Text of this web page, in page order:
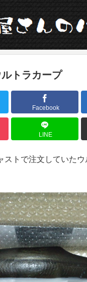
トラカープ
Facebook
LINE
ストで注文していた